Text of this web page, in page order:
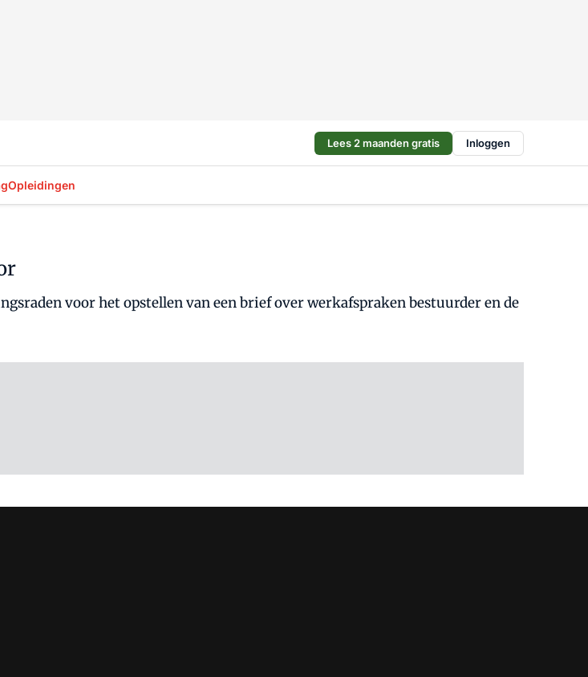
Lees 2 maanden gratis Inloggen
Opleidingen
voor het opstellen van een brief over werkafspraken bestuurder en de